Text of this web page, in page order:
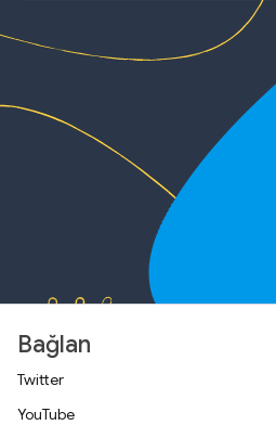
Bağlan
Twitter
YouTube